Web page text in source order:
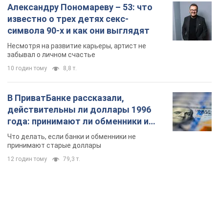
банки такие купюры
Что делать, если банки и обменники не
принимают старые доллары
12 годин тому 79,3 т.